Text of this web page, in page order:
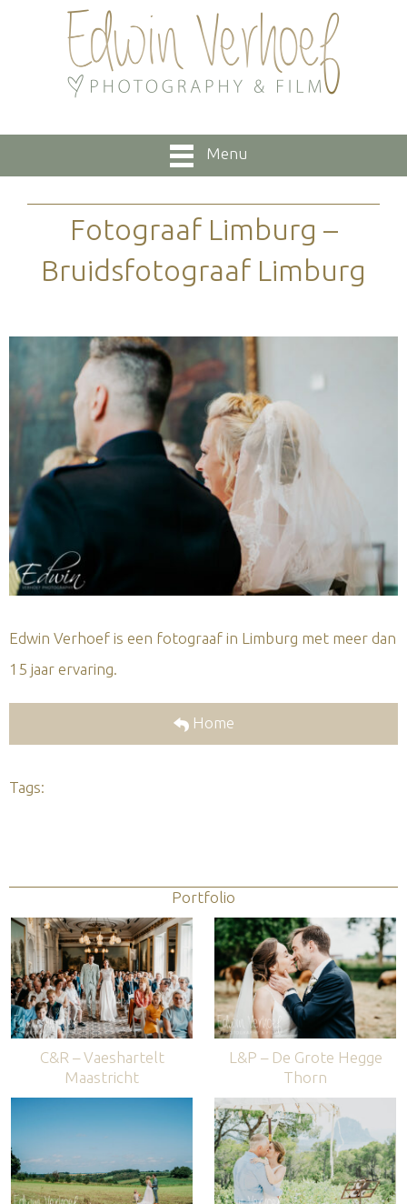
Menu
Fotograaf Limburg –
Bruidsfotograaf Limburg
Edwin Verhoef is een fotograaf in Limburg met meer dan
15 jaar ervaring.
Home
Tags:
Portfolio
C&R – Vaeshartelt
Maastricht
L&P – De Grote Hegge
Thorn